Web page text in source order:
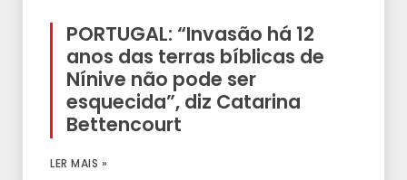
PORTUGAL: “Invasão há 12
anos das terras bíblicas de
Nínive não pode ser
esquecida”, diz Catarina
Bettencourt
LER MAIS »